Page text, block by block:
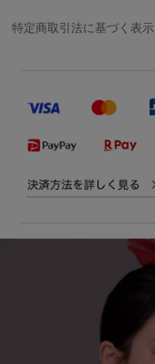
特定商取引法に基づく表示